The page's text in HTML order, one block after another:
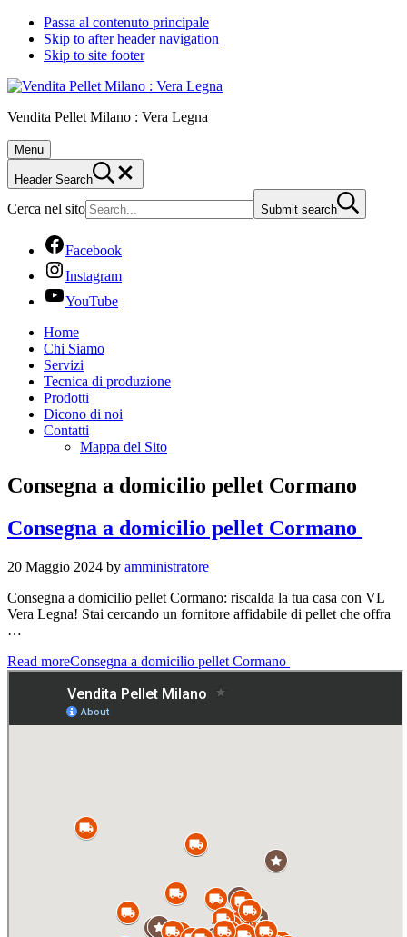
Passa al contenuto principale
Skip to after header navigation
Skip to site footer
Vendita Pellet Milano : Vera Legna
Menu
Header Search
Cerca nel sito Submit search
Facebook
Instagram
YouTube
Home
Chi Siamo
Servizi
Tecnica di produzione
Prodotti
Dicono di noi
Contatti
Mappa del Sito
Consegna a domicilio pellet Cormano
Consegna a domicilio pellet Cormano
20 Maggio 2024 by amministratore
Consegna a domicilio pellet Cormano: riscalda la tua casa con VL
Vera Legna! Stai cercando un fornitore affidabile di pellet che offra
…
Read moreConsegna a domicilio pellet Cormano